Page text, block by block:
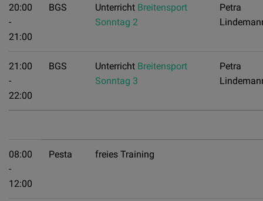
20:00
-
21:00
BGS Unterricht Breitensport
Sonntag 2
Petra
21:00
-
22:00
BGS Unterricht Breitensport
Sonntag 3
Petra
08:00
-
12:00
Pesta freies Training